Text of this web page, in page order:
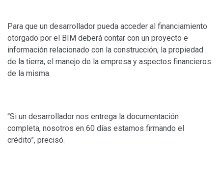
Para que un desarrollador pueda acceder al financiamiento
otorgado por el BIM deberá contar con un proyecto e
información relacionado con la construcción, la propiedad
de la tierra, el manejo de la empresa y aspectos financieros
de la misma.
“Si un desarrollador nos entrega la documentación
completa, nosotros en 60 días estamos firmando el
crédito”, precisó.